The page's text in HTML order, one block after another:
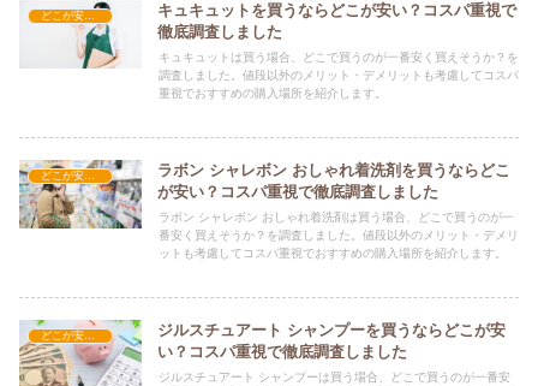
どこが安い？-日用品
キュキュットを買うならどこが安い？コスパ重視で
徹底調査しました
キュキュットは買う場合、どこで買うのが一番安く買えそうか？を
調査しました。値段以外のメリット・デメリットも考慮してコスパ
重視でおすすめの購入場所を紹介します。
どこが安い？-日用品
ラボン シャレボン おしゃれ着洗剤を買うならどこ
が安い？コスパ重視で徹底調査しました
ラボン シャレボン おしゃれ着洗剤は買う場合、どこで買うのが一
番安く買えそうか？を調査しました。値段以外のメリット・デメリ
ットも考慮してコスパ重視でおすすめの購入場所を紹介します。
どこが安い？-日用品
ジルスチュアート シャンプーを買うならどこが安
い？コスパ重視で徹底調査しました
ジルスチュアート シャンプーは買う場合、どこで買うのが一番安